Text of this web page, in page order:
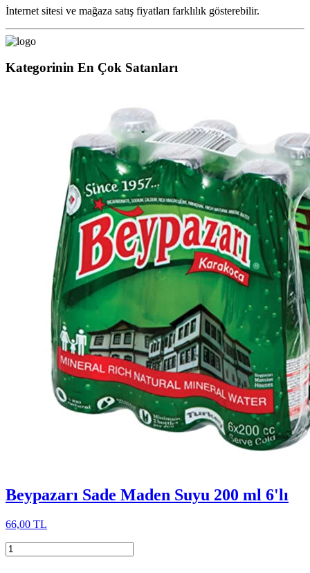
İnternet sitesi ve mağaza satış fiyatları farklılık gösterebilir.
Kategorinin En Çok Satanları
Beypazarı Sade Maden Suyu 200 ml 6'lı
66,00 TL